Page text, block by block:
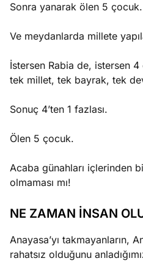
Sonra yanarak ölen 5 çocuk.
Ve meydanlarda millete
İstersen Rabia de, istersen
tek millet, tek bayrak, tek
Sonuç 4’ten 1 fazlası.
Ölen 5 çocuk.
Acaba günahları içlerinden
olmaması mı!
NE ZAMAN İNSAN
Anayasa’yı takmayanların,
rahatsız olduğunu